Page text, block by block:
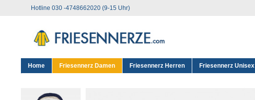
Hotline 030 -4748662020 (9-15 Uhr)
Home Friesennerz Damen Friesennerz Herren Friesennerz Unisex